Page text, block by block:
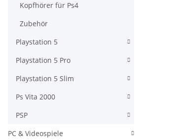
Kopfhörer für Ps4
Zubehör
Playstation 5
Playstation 5 Pro
Playstation 5 Slim
Ps Vita 2000
PSP
PC & Videospiele